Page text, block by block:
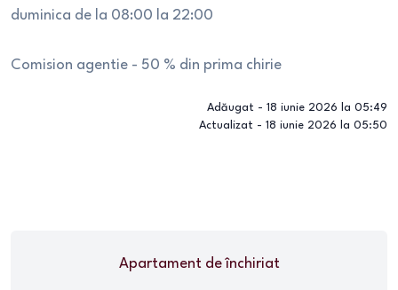
duminica de la 08:00 la 22:00
Comision agentie - 50 % din prima chirie
Adăugat - 18 iunie 2026 la 05:49
Actualizat - 18 iunie 2026 la 05:50
Apartamentde închiriat